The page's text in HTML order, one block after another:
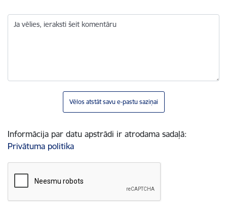
Ja vēlies, ieraksti šeit komentāru
Vēlos atstāt savu e-pastu saziņai
Informācija par datu apstrādi ir atrodama sadaļā:
Privātuma politika